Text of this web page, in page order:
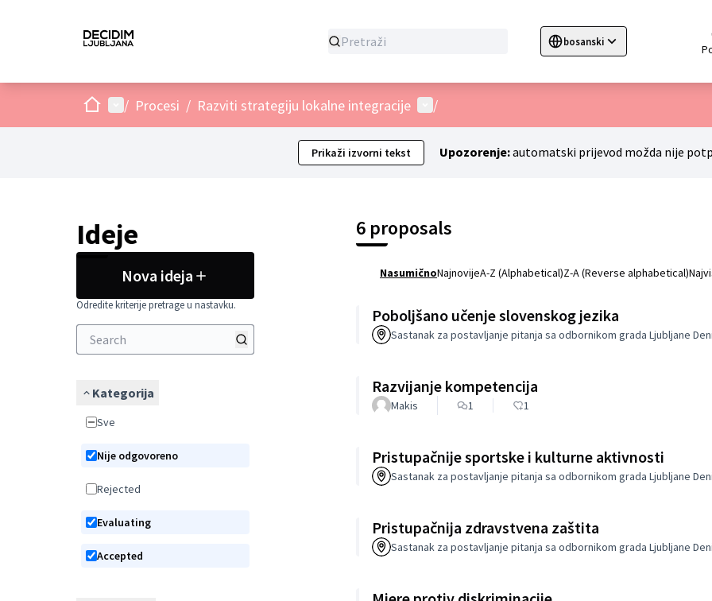
bosanski
Sprache wählen Choose language
DomGlavni izbornik
/ Procesi / Razviti strategiju lokalne integracije Korisnički izbornik
/
Prikaži izvorni tekst Upozorenje:automatski prijevod možda nije
Ideje
Nova ideja
Odredite kriterije pretrage u nastavku.
Kategorija
Sve
Nije odgovoreno
Rejected
Evaluating
Accepted
6 proposals
NasumičnoNajnovijeA-Z (Alphabetical)Z-A (Reverse alphabetical)
Poboljšano učenje slovenskog jezika
Sastanak za postavljanje pitanja sa odbornikom grada Ljubljane
Razvijanje kompetencija
Makis 1 1
Pristupačnije sportske i kulturne aktivnosti
Sastanak za postavljanje pitanja sa odbornikom grada Ljubljane
Pristupačnija zdravstvena zaštita
Sastanak za postavljanje pitanja sa odbornikom grada Ljubljane